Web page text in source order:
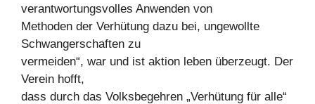
verantwortungsvolles Anwenden von
Methoden der Verhütung dazu bei, ungewollte
Schwangerschaften zu
vermeiden“, war und ist aktion leben überzeugt. Der
Verein hofft,
dass durch das Volksbegehren „Verhütung für alle“